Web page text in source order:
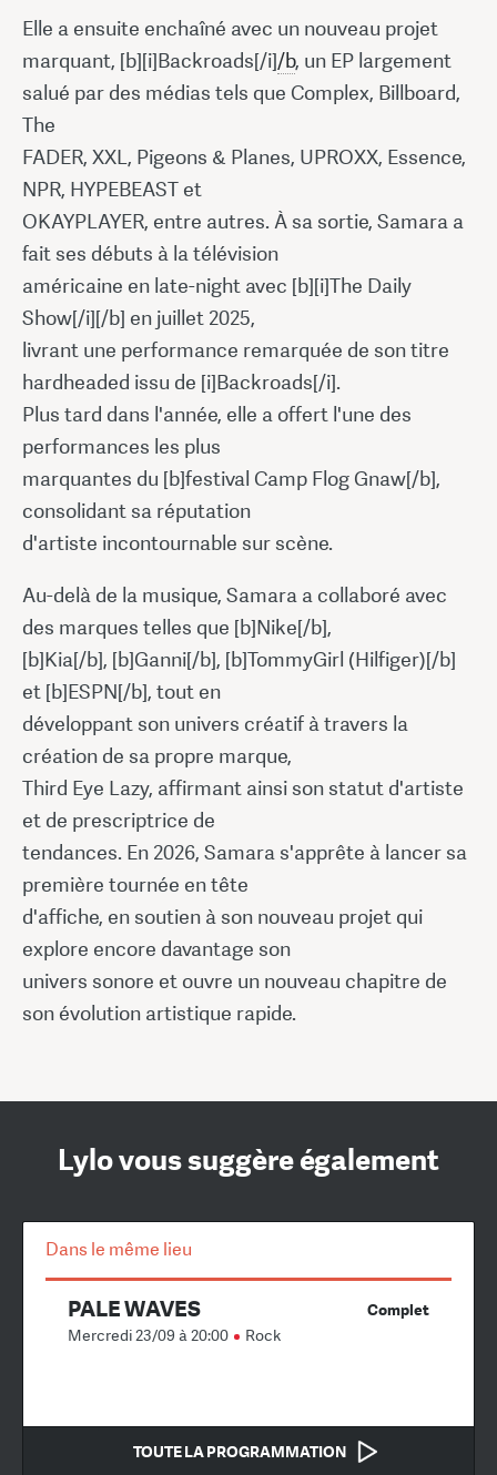
Elle a ensuite enchaîné avec un nouveau projet
marquant, [b][i]Backroads[/i]/b, un EP largement
salué par des médias tels que Complex, Billboard,
The
FADER, XXL, Pigeons & Planes, UPROXX, Essence,
NPR, HYPEBEAST et
OKAYPLAYER, entre autres. À sa sortie, Samara a
fait ses débuts à la télévision
américaine en late-night avec [b][i]The Daily
Show[/i][/b] en juillet 2025,
livrant une performance remarquée de son titre
hardheaded issu de [i]Backroads[/i].
Plus tard dans l'année, elle a offert l'une des
performances les plus
marquantes du [b]festival Camp Flog Gnaw[/b],
consolidant sa réputation
d'artiste incontournable sur scène.
Au-delà de la musique, Samara a collaboré avec
des marques telles que [b]Nike[/b],
[b]Kia[/b], [b]Ganni[/b], [b]TommyGirl (Hilfiger)[/b]
et [b]ESPN[/b], tout en
développant son univers créatif à travers la
création de sa propre marque,
Third Eye Lazy, affirmant ainsi son statut d'artiste
et de prescriptrice de
tendances. En 2026, Samara s'apprête à lancer sa
première tournée en tête
d'affiche, en soutien à son nouveau projet qui
explore encore davantage son
univers sonore et ouvre un nouveau chapitre de
son évolution artistique rapide.
Lylo vous suggère également
Dans le même lieu
Complet
PALE WAVES
Mercredi 23/09 à 20:00 Rock
TOUTE LA PROGRAMMATION